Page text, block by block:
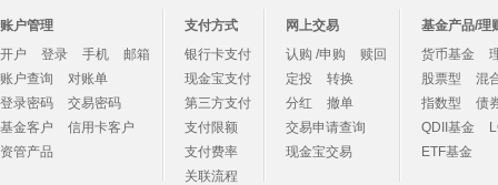
账户管理
开户
登录 手机
邮箱
账户查询
对账单
登录密码
交易密码
基金客户
信用卡客户
资管产品
支付方式
银行卡支付
现金宝支付
第三方支付
支付限额
支付费率
关联流程
网上交易
认购 /申购
赎回
定投
转换
分红
撤单
交易申请查询
现金宝交易
基金产品/理
货币基金
股票型
混
指数型
债
QDII基金
ETF基金